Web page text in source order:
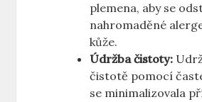
plemena, aby se
nahromaděné
kůže.
Údržba čistoty:
čistotě pomocí
se minimalizovala